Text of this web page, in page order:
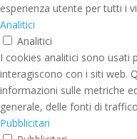
esperienza utente per tutti i
Analitici
Analitici
I cookies analitici sono usati
interagiscono con i siti web.
informazioni sulle metriche
generale, delle fonti di
Pubblicitari